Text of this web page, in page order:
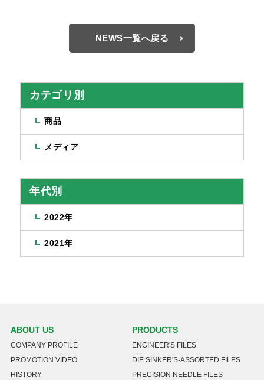
NEWS一覧へ戻る
カテゴリ別
商品
メディア
年代別
2022年
2021年
ABOUT US
COMPANY PROFILE
PROMOTION VIDEO
HISTORY
PRODUCTS
ENGINEER'S FILES
DIE SINKER'S-ASSORTED FILES
PRECISION NEEDLE FILES